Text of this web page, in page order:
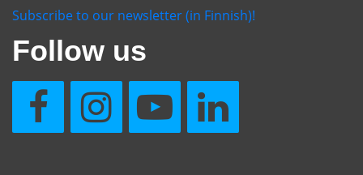
Subscribe to our newsletter (in Finnish)!
Follow us